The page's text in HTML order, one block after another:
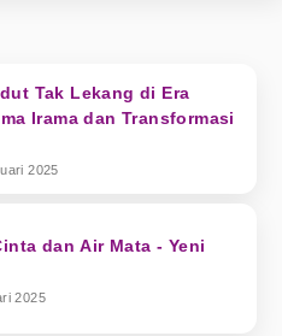
Tak Lekang di Era
Irama dan Transformasi
2025
dan Air Mata - Yeni
2025